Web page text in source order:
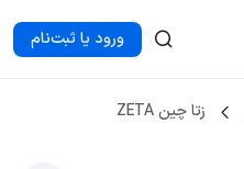
ورود یا ثبت‌نام
زتا چین ZETA